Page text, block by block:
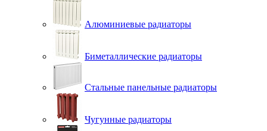
Алюминиевые радиаторы
Биметаллические радиаторы
Стальные панельные радиаторы
Чугунные радиаторы